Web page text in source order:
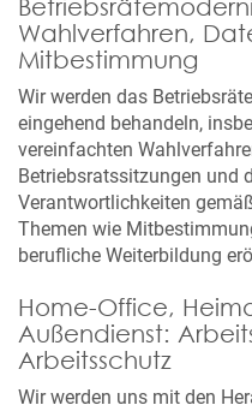
Wahlverfahren,
Mitbestimmung
Wir werden das
eingehend behandeln,
vereinfachten
Betriebsratssitzungen und
Verantwortlichkeiten
Themen wie
berufliche Weiterbildung
Home-Office,
Außendienst:
Arbeitsschutz
Wir werden uns mit den